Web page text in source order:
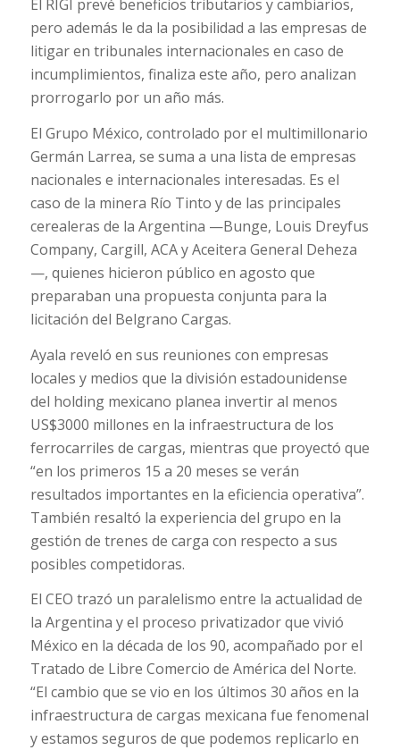
El RIGI prevé beneficios tributarios y cambiarios,
pero además le da la posibilidad a las empresas de
litigar en tribunales internacionales en caso de
incumplimientos, finaliza este año, pero analizan
prorrogarlo por un año más.
El Grupo México, controlado por el multimillonario
Germán Larrea, se suma a una lista de empresas
nacionales e internacionales interesadas. Es el
caso de la minera Río Tinto y de las principales
cerealeras de la Argentina —Bunge, Louis Dreyfus
Company, Cargill, ACA y Aceitera General Deheza
—, quienes hicieron público en agosto que
preparaban una propuesta conjunta para la
licitación del Belgrano Cargas.
Ayala reveló en sus reuniones con empresas
locales y medios que la división estadounidense
del holding mexicano planea invertir al menos
US$3000 millones en la infraestructura de los
ferrocarriles de cargas, mientras que proyectó que
“en los primeros 15 a 20 meses se verán
resultados importantes en la eficiencia operativa”.
También resaltó la experiencia del grupo en la
gestión de trenes de carga con respecto a sus
posibles competidoras.
El CEO trazó un paralelismo entre la actualidad de
la Argentina y el proceso privatizador que vivió
México en la década de los 90, acompañado por el
Tratado de Libre Comercio de América del Norte.
“El cambio que se vio en los últimos 30 años en la
infraestructura de cargas mexicana fue fenomenal
y estamos seguros de que podemos replicarlo en